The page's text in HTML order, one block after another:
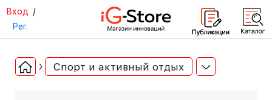
Вход /
Рег.
Спорт и активный отдых